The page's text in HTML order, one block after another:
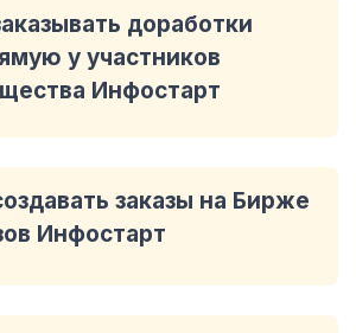
доработки
у участников
Инфостарт
заказы на Бирже
Инфостарт